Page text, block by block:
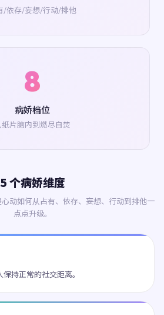
/依存/妄想/行动/排他
8
病娇档位
纸片脑内到燃尽自焚
5 个病娇维度
动如何从占有、依存、妄想、行动到排他一
点点升级。
持正常的社交距离。